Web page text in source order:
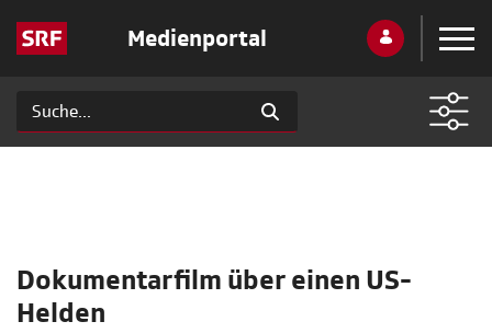
Medienportal
Dokumentarfilm über einen US-
Helden